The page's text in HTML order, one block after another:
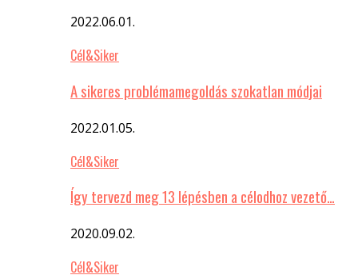
2022.06.01.
Cél&Siker
A sikeres problémamegoldás szokatlan módjai
2022.01.05.
Cél&Siker
Így tervezd meg 13 lépésben a célodhoz vezető…
2020.09.02.
Cél&Siker